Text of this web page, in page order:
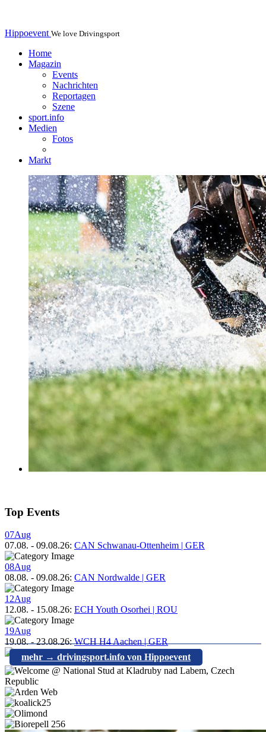
Hippoevent We love Drivingsport
Home
Magazin
Events
Nachrichten
Reportagen
Szene
sport.info
Medien
Fotos
Markt
Top Events
07Aug
07.08. - 09.08.26: CAN Schwanau-Ottenheim | GER
08Aug
08.08. - 09.08.26: CAN Nordwalde | GER
12Aug
12.08. - 15.08.26: ECH Youth Osorhei | ROU
19Aug
19.08.-23.08.26:WCH H4 Aachen | GER
mehr → drivingsport.info von Hippoevent